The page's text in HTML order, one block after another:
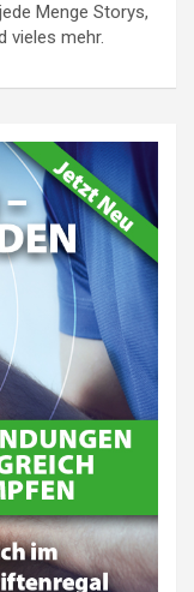
Menge Storys,
vieles mehr.